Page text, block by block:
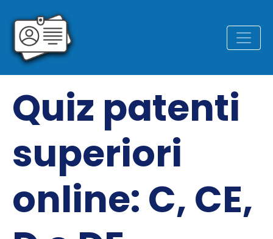
Quiz patenti
superiori
online: C, CE,